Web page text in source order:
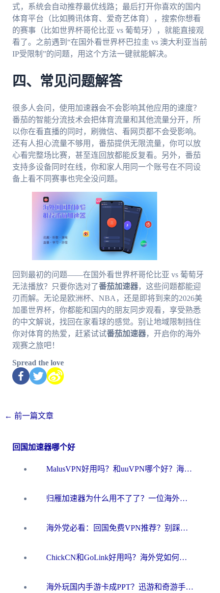
式，系统会自动推荐最优线路；最后打开你喜欢的国内
体育平台（比如腾讯体育、爱奇艺体育），搜索你想看
的赛事（比如世界杯哥伦比亚 vs 葡萄牙），就能直接观
看了。之前遇到“在国外看世界杯巴拉圭 vs 澳大利亚当前
IP受限制”的问题，用这个方法一键就能解决。
四、常见问题解答
很多人会问，使用加速器会不会影响其他应用的速度？
番茄的智能分流技术会把体育流量和其他流量分开，所
以你在看直播的同时，刷微信、看网页都不会受影响。
还有人担心流量不够用，番茄提供无限流量，你可以放
心看完整场比赛，甚至连回放都能反复看。另外，番茄
支持多设备同时在线，你和家人用同一个账号在不同设
备上看不同赛事也完全没问题。
回到最初的问题——在国外看世界杯哥伦比亚 vs 葡萄牙
无法播放？只要你选对了番茄加速器，这些问题都能迎
刃而解。无论是欧洲杯、NBA，还是即将到来的2026美
加墨世界杯，你都能和国内的朋友同步观看，享受熟悉
的中文解说，找回在家看球的感觉。别让地域限制挡住
你对体育的热爱，赶紧试试番茄加速器，开启你的海外
观赛之旅吧！
Spread the love
← 前一篇文章
回国加速器哪个好
MalusVPN好用吗？和uuVPN哪个好？海外党无缝访问国内资源的真实对比与选择指南
归雁加速器为什么用不了了？一位海外游子的真实困惑与技术解答
海外党必看：回国免费VPN推荐？别踩坑！教你选对加速器无缝刷国内资源
ChickCN和GoLink好用吗？海外党如何选对回国加速器
海外玩国内手游卡成PPT？迅游和奇游手游哪个好？一篇讲透回国加速器怎么选